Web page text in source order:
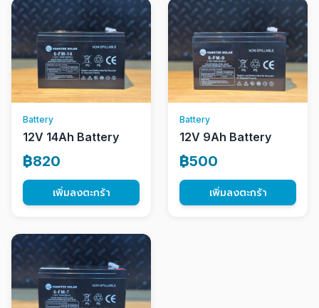
Battery
12V 14Ah Battery
฿820
เพิ่มลงตะกร้า
Battery
12V 9Ah Battery
฿500
เพิ่มลงตะกร้า